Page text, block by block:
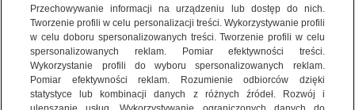
FAKTY | ZOBACZ FAKTY
Pierwsze weto w drugiej kadencji. "To jest tak naprawdę wewnętrzna
rozgrywka"
WIĘCEJ
KANAŁY
Przechowywanie informacji na urządzeniu lub dostęp do nich.
Tworzenie profili w celu personalizacji treści. Wykorzystywanie profili
w celu doboru spersonalizowanych treści. Tworzenie profili w celu
spersonalizowanych reklam. Pomiar efektywności treści.
Wykorzystanie profili do wyboru spersonalizowanych reklam.
Pomiar efektywności reklam. Rozumienie odbiorców dzięki
statystyce lub kombinacji danych z różnych źródeł. Rozwój i